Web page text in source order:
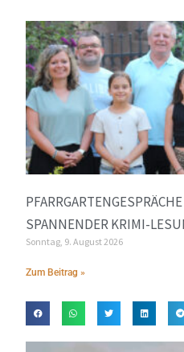
SPANNENDER KRIMI-
Sonntag, 9. August 2026
Zum Beitrag »